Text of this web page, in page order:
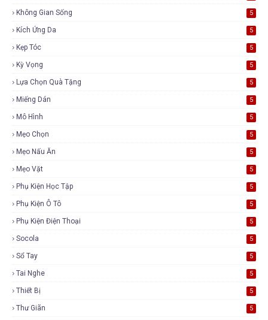
Không Gian Sống 5
Kích Ứng Da 5
Kẹp Tóc 5
Kỳ Vọng 5
Lựa Chọn Quà Tặng 5
Miếng Dán 5
Mô Hình 5
Mẹo Chọn 5
Mẹo Nấu Ăn 5
Mẹo Vặt 5
Phụ Kiện Học Tập 5
Phụ Kiện Ô Tô 5
Phụ Kiện Điện Thoại 5
Socola 5
Sổ Tay 5
Tai Nghe 5
Thiết Bị 5
Thư Giãn 5